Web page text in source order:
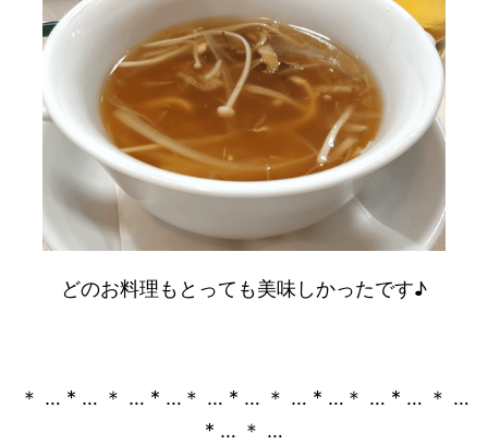
どのお料理もとっても美味しかったです♪
＊ … * … ＊ … * …＊ … * … ＊ … * …＊ … * … ＊ …
* … ＊ …